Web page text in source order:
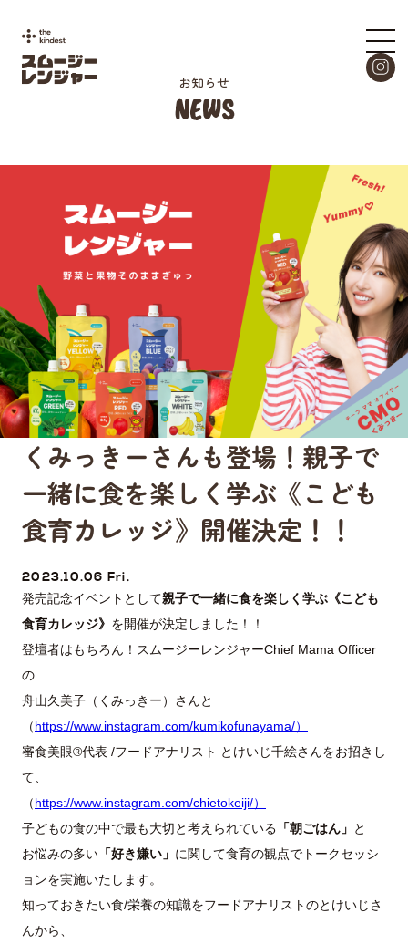
お知らせ
NEWS
くみっきーさんも登場！親子で
一緒に食を楽しく学ぶ《こども
食育カレッジ》開催決定！！
2023.10.06 Fri.
発売記念イベントとして親子で一緒に食を楽しく学ぶ《こども
食育カレッジ》 を開催が決定しました！！
登壇者はもちろん！スムージーレンジャーChief Mama Officer
の
舟山久美子（くみっきー）さんと
（https://www.instagram.com/kumikofunayama/）
審食美眼®代表 /フードアナリスト とけいじ千絵さんをお招きし
て、
（https://www.instagram.com/chietokeiji/）
子どもの食の中で最も大切と考えられている 「朝ごはん」 と
お悩みの多い 「好き嫌い」 に関して食育の観点でトークセッシ
ョンを実施いたします。
知っておきたい食/栄養の知識をフードアナリストのとけいじさ
んから、